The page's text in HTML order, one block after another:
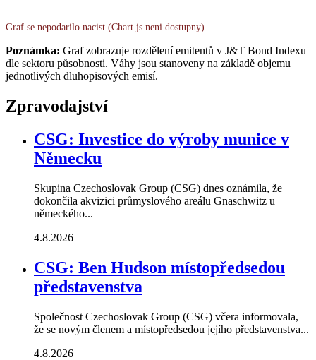
Graf se nepodarilo nacist (Chart.js neni dostupny).
Poznámka: Graf zobrazuje rozdělení emitentů v J&T Bond Indexu
dle sektoru působnosti. Váhy jsou stanoveny na základě objemu
jednotlivých dluhopisových emisí.
Zpravodajství
CSG: Investice do výroby munice v
Německu
Skupina Czechoslovak Group (CSG) dnes oznámila, že
dokončila akvizici průmyslového areálu Gnaschwitz u
německého...
4.8.2026
CSG: Ben Hudson místopředsedou
představenstva
Společnost Czechoslovak Group (CSG) včera informovala,
že se novým členem a místopředsedou jejího představenstva...
4.8.2026